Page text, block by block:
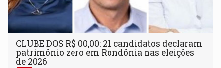
CLUBE DOS R$ 00,00: 21 candidatos declaram
patrimônio zero em Rondônia nas eleições
de 2026